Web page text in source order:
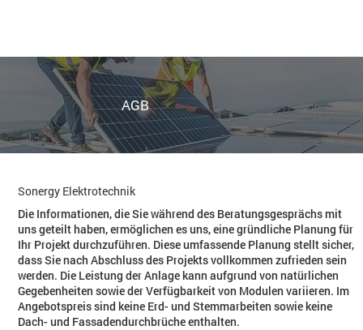
AGB
Sonergy Elektrotechnik
Die Informationen, die Sie während des Beratungsgesprächs mit
uns geteilt haben, ermöglichen es uns, eine gründliche Planung für
Ihr Projekt durchzuführen. Diese umfassende Planung stellt sicher,
dass Sie nach Abschluss des Projekts vollkommen zufrieden sein
werden. Die Leistung der Anlage kann aufgrund von natürlichen
Gegebenheiten sowie der Verfügbarkeit von Modulen variieren. Im
Angebotspreis sind keine Erd- und Stemmarbeiten sowie keine
Dach- und Fassadendurchbrüche enthalten.